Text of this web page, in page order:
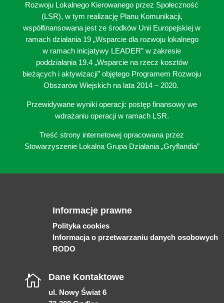
Rozwoju Lokalnego Kierowanego przez Społeczność
(LSR), w tym realizację Planu Komunikacji,
współfinansowana jest ze środków Unii Europejskiej w
ramach działania 19 „Wsparcie dla rozwoju lokalnego
w ramach inicjatywy LEADER” w zakresie
poddziałania 19.4 „Wsparcie na rzecz kosztów
bieżących i aktywizacji” objętego Programem Rozwoju
Obszarów Wiejskich na lata 2014 – 2020.
Przewidywane wyniki operacji: postęp finansowy we
wdrażaniu operacji w ramach LSR.
Treść strony internetowej opracowana przez
Stowarzyszenie Lokalna Grupa Działania „Gryflandia”
Informacje prawne
Polityka cookies
Informacja o przetwarzaniu danych osobowych
RODO
 Dane Kontaktowe
ul. Nowy Świat 6